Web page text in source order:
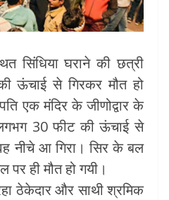
सिंधिया घराने की छत्री
ऊंचाई से गिरकर मौत हो
एक मंदिर के जीणोद्वार के
30 फीट की ऊंचाई से
नीचे आ गिरा। सिर के बल
ही मौत हो गयी।
ठेकेदार और साथी श्रमिक